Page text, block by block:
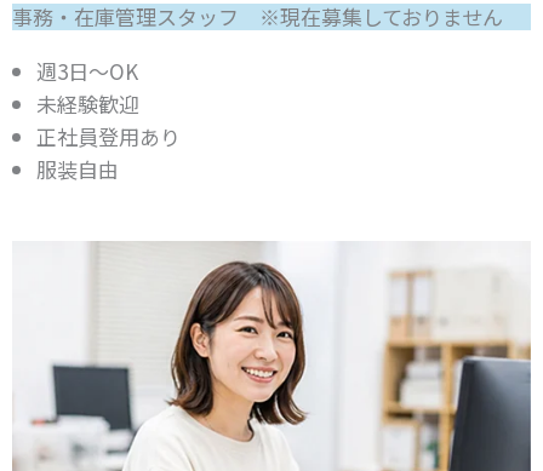
事務・在庫管理スタッフ ※現在募集しておりません
週3日～OK
未経験歓迎
正社員登用あり
服装自由